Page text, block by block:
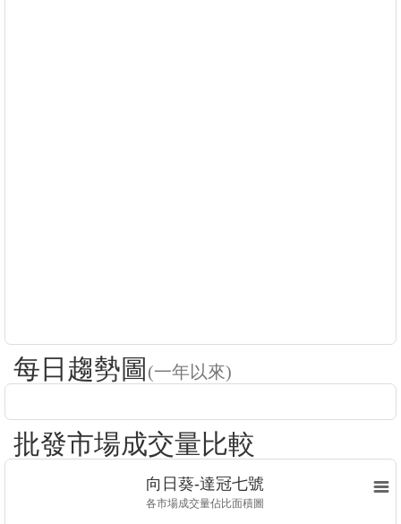
每日趨勢圖 (一年以來)
批發市場成交量比較
向日葵-達冠七號
各市場成交量佔比面積圖